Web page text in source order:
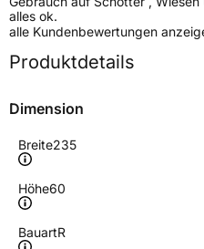
alles ok.
alle Kundenbewertungen
Produktdetails
Dimension
Breite235
Höhe60
BauartR